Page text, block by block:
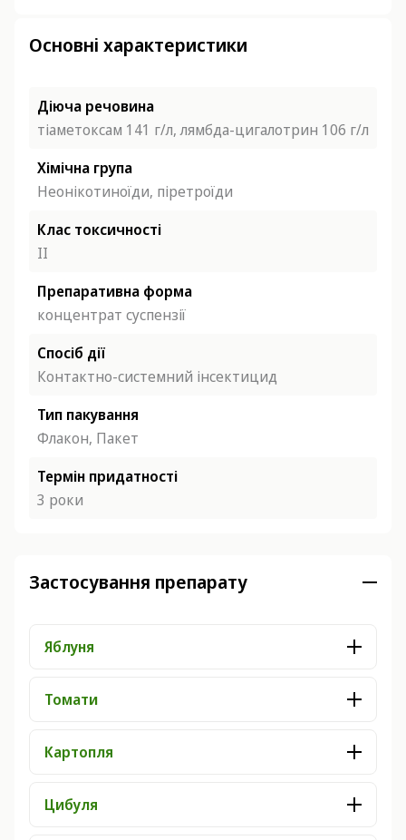
Основні характеристики
Діюча речовина
тіаметоксам 141 г/л, лямбда-цигалотрин 106 г/л
Хімічна група
Неонікотиноїди, піретроїди
Клас токсичності
ІІ
Препаративна форма
концентрат суспензії
Спосіб дії
Контактно-системний інсектицид
Тип пакування
Флакон, Пакет
Термін придатності
3 роки
Застосування препарату
Яблуня
Томати
Картопля
Цибуля